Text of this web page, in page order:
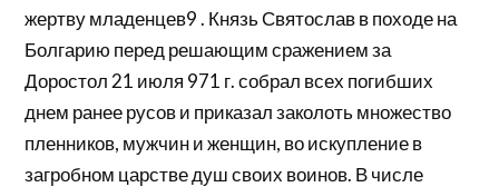
жертву младенцев9 . Князь Святослав в походе на
Болгарию перед решающим сражением за
Доростол 21 июля 971 г. собрал всех погибших
днем ранее русов и приказал заколоть множество
пленников, мужчин и женщин, во искупление в
загробном царстве душ своих воинов. В числе